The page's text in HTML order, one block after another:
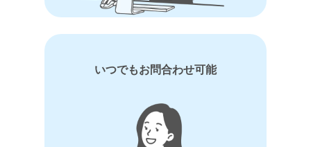
いつでもお問合わせ可能